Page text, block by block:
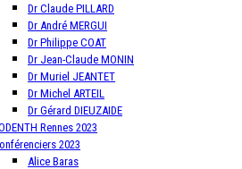
Dr Claude PILLARD
Dr André MERGUI
Dr Philippe COAT
Dr Jean-Claude MONIN
Dr Muriel JEANTET
Dr Michel ARTEIL
Dr Gérard DIEUZAIDE
Rennes 2023
2023
Alice Baras